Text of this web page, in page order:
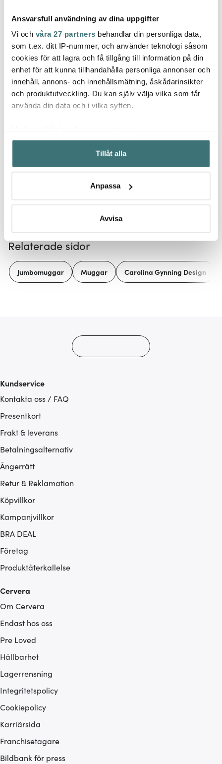
Ansvarsfull användning av dina uppgifter
Vi och våra 27 partners behandlar din personliga data,
som t.ex. ditt IP-nummer, och använder teknologi såsom
cookies för att lagra och få tillgång till information på din
enhet för att kunna tillhandahålla personliga annonser och
innehåll, annons- och innehållsmätning, åskådarinsikter
och produktutveckling. Du kan själv välja vilka som får
använda din data och i vilka syften.
Samla in information om din geografiska plats som
kan ha en noggrannhet på upp till flera meter
Identifiera din enhet genom att aktivt skanna den för
Ta reda på mer om hur dina personliga uppgifter
Du kan ändra eller dra tillbaka ditt samtycke när som
Vi använder cookies för att innehållet och annonserna
ska anpassas efter det som vi tror att du tycker om. Det
gör också att vi kan analysera vår trafik och göra
Tillåt alla
Anpassa
Avvisa
Carolina Gynning
Mugg Golden Butterfly
35 cl Svart/Vit
187 kr 249 kr
Carolina Gynning
Mugg Golden Butterfly
35 cl Golden
187 kr
Låt dig inspireras av våra kunder
Relaterade sidor
Jumbomuggar Muggar Carolina Gynning Design
Kundservice
Kontakta oss / FAQ
Presentkort
Frakt & leverans
Betalningsalternativ
Ångerrätt
Retur & Reklamation
Köpvillkor
Kampanjvillkor
BRA DEAL
Företag
Produktåterkallelse
Cervera
Om Cervera
Endast hos oss
Pre Loved
Hållbarhet
Lagerrensning
Integritetspolicy
Cookiepolicy
Karriärsida
Franchisetagare
Bildbank för press